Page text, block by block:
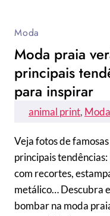
Moda
Moda praia
principais
para inspirar
animal print,
Veja fotos de
principais
com recortes,
metálico… Descubra
bombar na moda